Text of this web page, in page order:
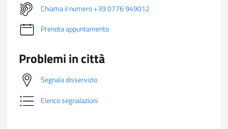
Chiama il numero +39 0776 949012
Prenota appuntamento
Problemi in città
Segnala disservizio
Elenco segnalazioni